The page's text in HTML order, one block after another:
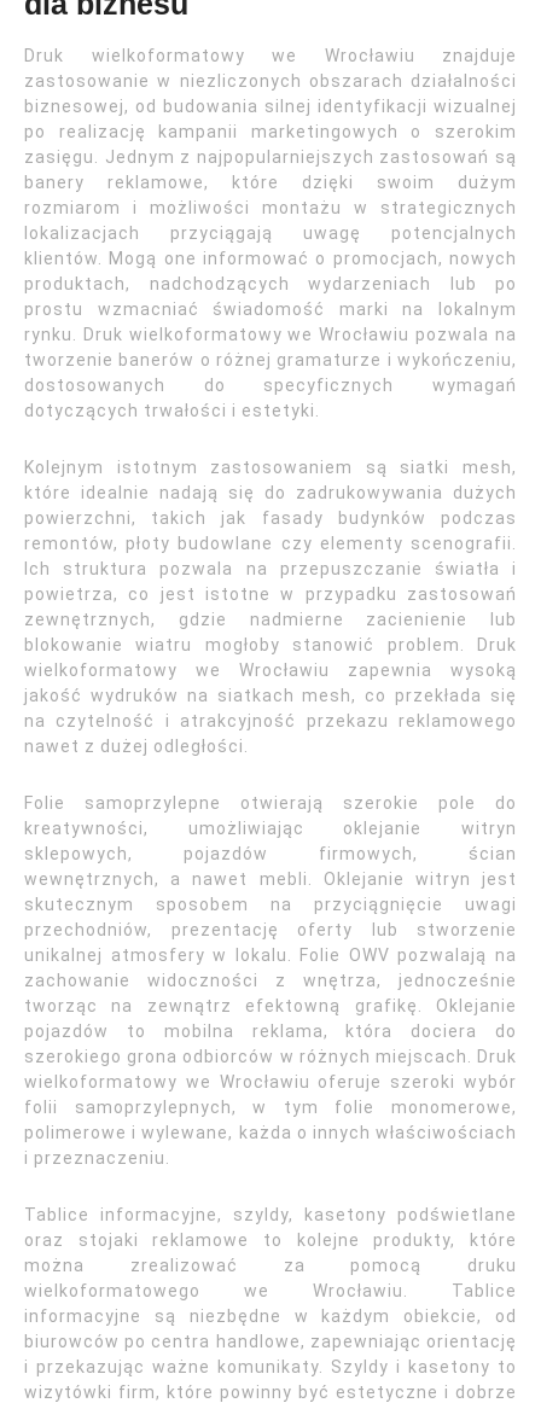
Druk wielkoformatowy we Wrocławiu znajduje
zastosowanie w niezliczonych obszarach działalności
biznesowej, od budowania silnej identyfikacji wizualnej
po realizację kampanii marketingowych o szerokim
zasięgu. Jednym z najpopularniejszych zastosowań są
banery reklamowe, które dzięki swoim dużym
rozmiarom i możliwości montażu w strategicznych
lokalizacjach przyciągają uwagę potencjalnych
klientów. Mogą one informować o promocjach, nowych
produktach, nadchodzących wydarzeniach lub po
prostu wzmacniać świadomość marki na lokalnym
rynku. Druk wielkoformatowy we Wrocławiu pozwala na
tworzenie banerów o różnej gramaturze i wykończeniu,
dostosowanych do specyficznych wymagań
dotyczących trwałości i estetyki.
Kolejnym istotnym zastosowaniem są siatki mesh,
które idealnie nadają się do zadrukowywania dużych
powierzchni, takich jak fasady budynków podczas
remontów, płoty budowlane czy elementy scenografii.
Ich struktura pozwala na przepuszczanie światła i
powietrza, co jest istotne w przypadku zastosowań
zewnętrznych, gdzie nadmierne zacienienie lub
blokowanie wiatru mogłoby stanowić problem. Druk
wielkoformatowy we Wrocławiu zapewnia wysoką
jakość wydruków na siatkach mesh, co przekłada się
na czytelność i atrakcyjność przekazu reklamowego
nawet z dużej odległości.
Folie samoprzylepne otwierają szerokie pole do
kreatywności, umożliwiając oklejanie witryn
sklepowych, pojazdów firmowych, ścian
wewnętrznych, a nawet mebli. Oklejanie witryn jest
skutecznym sposobem na przyciągnięcie uwagi
przechodniów, prezentację oferty lub stworzenie
unikalnej atmosfery w lokalu. Folie OWV pozwalają na
zachowanie widoczności z wnętrza, jednocześnie
tworząc na zewnątrz efektowną grafikę. Oklejanie
pojazdów to mobilna reklama, która dociera do
szerokiego grona odbiorców w różnych miejscach. Druk
wielkoformatowy we Wrocławiu oferuje szeroki wybór
folii samoprzylepnych, w tym folie monomerowe,
polimerowe i wylewane, każda o innych właściwościach
i przeznaczeniu.
Tablice informacyjne, szyldy, kasetony podświetlane
oraz stojaki reklamowe to kolejne produkty, które
można zrealizować za pomocą druku
wielkoformatowego we Wrocławiu. Tablice
informacyjne są niezbędne w każdym obiekcie, od
biurowców po centra handlowe, zapewniając orientację
i przekazując ważne komunikaty. Szyldy i kasetony to
wizytówki firm, które powinny być estetyczne i dobrze